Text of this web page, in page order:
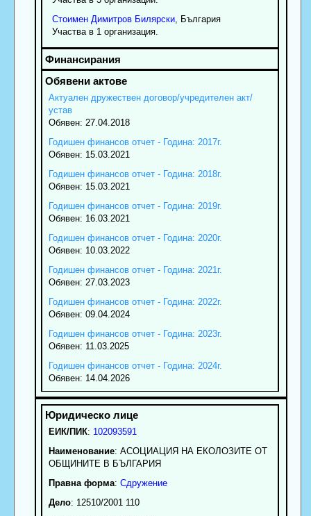
Стоимен Димитров Билярски, България
Участва в 1 организация.
Актуален дружествен договор/учредителен акт/
устав
Обявен: 27.04.2018
Годишен финансов отчет - Година: 2017г.
Обявен: 15.03.2021
Годишен финансов отчет - Година: 2018г.
Обявен: 15.03.2021
Годишен финансов отчет - Година: 2019г.
Обявен: 16.03.2021
Годишен финансов отчет - Година: 2020г.
Обявен: 10.03.2022
Годишен финансов отчет - Година: 2021г.
Обявен: 27.03.2023
Годишен финансов отчет - Година: 2022г.
Обявен: 09.04.2024
Годишен финансов отчет - Година: 2023г.
Обявен: 11.03.2025
Годишен финансов отчет - Година: 2024г.
Обявен: 14.04.2026
ЕИК/ПИК: 102093591
Наименование: АСОЦИАЦИЯ НА ЕКОЛОЗИТЕ ОТ
ОБЩИНИТЕ В БЪЛГАРИЯ
Правна форма: Сдружение
Дело: 12510/2001 110